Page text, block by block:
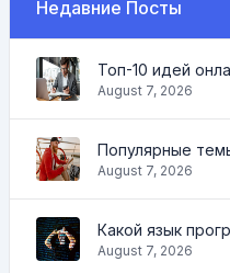
Недавние Посты
August 7, 2026
August 7, 2026
August 7, 2026